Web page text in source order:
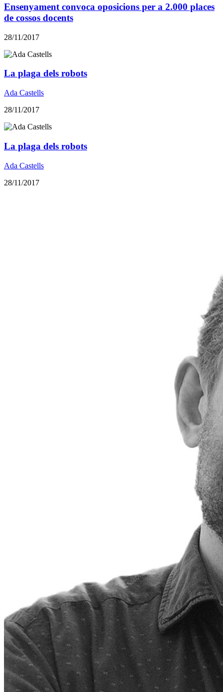
Ensenyament convoca oposicions per a 2.000 places
de cossos docents
28/11/2017
La plaga dels robots
Ada Castells
28/11/2017
La plaga dels robots
Ada Castells
28/11/2017